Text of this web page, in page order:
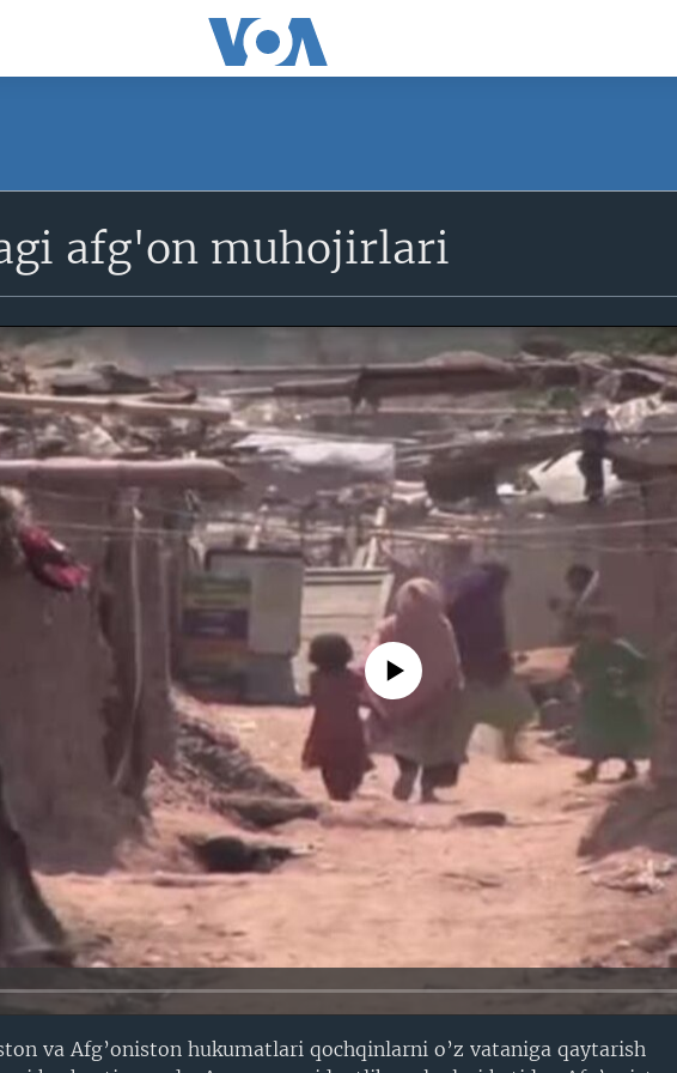
afg'on muhojirlari
No media source currently available
va Afg’oniston hukumatlari qochqinlarni o’z vataniga qaytarish